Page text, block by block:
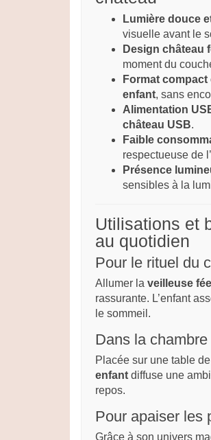
Lumière douce
visuelle avant le
Design château
moment du
Format
enfant, sans
Alimentation
château USB.
Faible
respectueuse de
Présence
sensibles à la
Utilisations et
au quotidien
Pour le rituel du
Allumer la veilleuse
rassurante. L’enfant
le sommeil.
Dans la chambre
Placée sur une table
enfant diffuse une
repos.
Pour apaiser les
Grâce à son univers